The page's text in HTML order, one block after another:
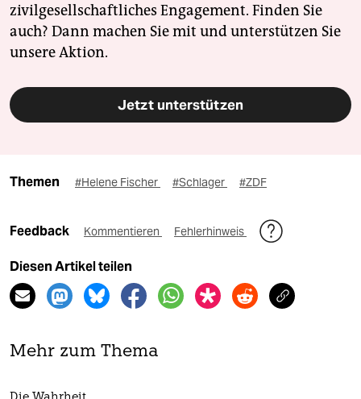
zivilgesellschaftliches Engagement. Finden Sie
auch? Dann machen Sie mit und unterstützen Sie
unsere Aktion.
Jetzt unterstützen
Themen #Helene Fischer #Schlager #ZDF
Feedback Kommentieren Fehlerhinweis
Diesen Artikel teilen
Mehr zum Thema